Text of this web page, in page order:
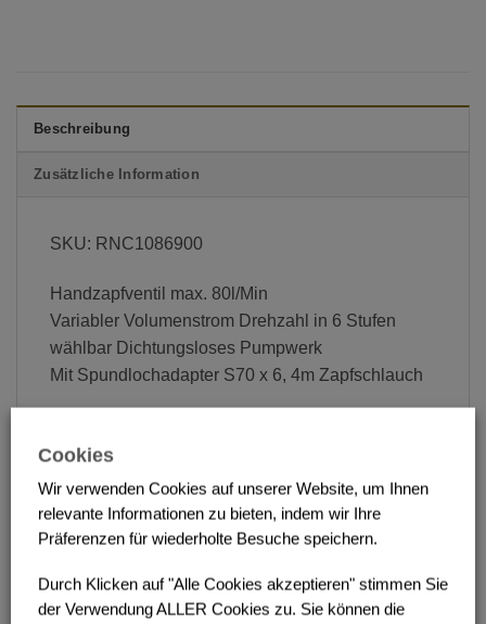
Beschreibung
Zusätzliche Information
SKU: RNC1086900
Handzapfventil max. 80l/Min
Variabler Volumenstrom Drehzahl in 6 Stufen
wählbar Dichtungsloses Pumpwerk
Mit Spundlochadapter S70 x 6, 4m Zapfschlauch
Mit wenigen Handgriffen integrierbar in den Zapf-
Schlauch.
Cookies
Wir verwenden Cookies auf unserer Website, um Ihnen
relevante Informationen zu bieten, indem wir Ihre
Präferenzen für wiederholte Besuche speichern.
Durch Klicken auf "Alle Cookies akzeptieren" stimmen Sie
der Verwendung ALLER Cookies zu. Sie können die